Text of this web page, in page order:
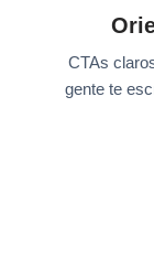
CTAs
gente te